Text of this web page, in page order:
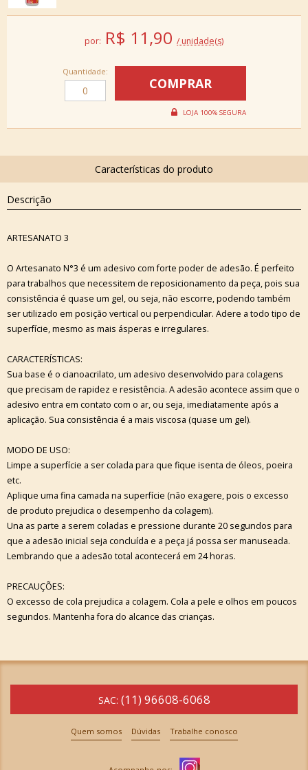
por: R$ 11,90 / unidade(s)
Quantidade:
Descrição
ARTESANATO 3
O Artesanato N°3 é um adesivo com forte poder de adesão. É perfeito
para trabalhos que necessitem de reposicionamento da peça, pois sua
consistência é quase um gel, ou seja, não escorre, podendo também
ser utilizado em posição vertical ou perpendicular. Adere a todo tipo de
superfície, mesmo as mais ásperas e irregulares.
CARACTERÍSTICAS:
Sua base é o cianoacrilato, um adesivo desenvolvido para colagens
que precisam de rapidez e resistência. A adesão acontece assim que o
adesivo entra em contato com o ar, ou seja, imediatamente após a
aplicação. Sua consistência é a mais viscosa (quase um gel).
MODO DE USO:
Limpe a superfície a ser colada para que fique isenta de óleos, poeira
etc.
Aplique uma fina camada na superfície (não exagere, pois o excesso
de produto prejudica o desempenho da colagem).
Una as parte a serem coladas e pressione durante 20 segundos para
que a adesão inicial seja concluída e a peça já possa ser manuseada.
Lembrando que a adesão total acontecerá em 24 horas.
PRECAUÇÕES:
O excesso de cola prejudica a colagem. Cola a pele e olhos em poucos
segundos. Mantenha fora do alcance das crianças.
SAC: (11) 96608-6068
Quem somos Dúvidas Trabalhe conosco